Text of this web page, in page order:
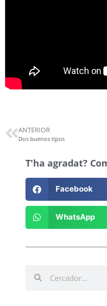
ANTERIOR
Dos buenos tipos
T'ha agradat?
Facebook
WhatsApp